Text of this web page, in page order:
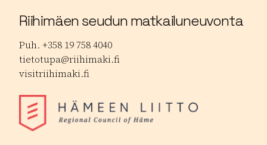
Riihimäen seudun matkailuneuvonta
Puh. +358 19 758 4040
tietotupa@riihimaki.fi
visitriihimaki.fi